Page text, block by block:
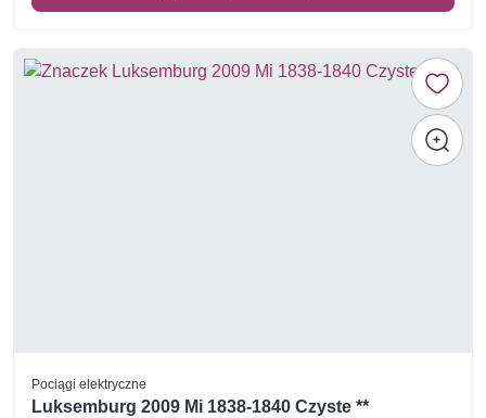
Pociągi elektryczne
Luksemburg 2009 Mi 1838-1840 Czyste **